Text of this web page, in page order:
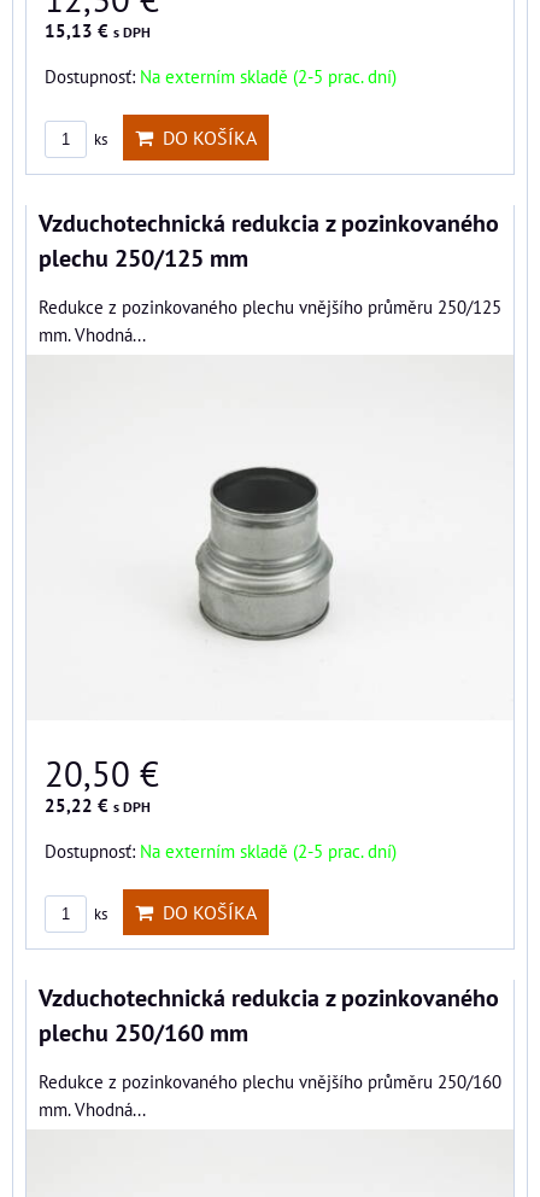
15,13 € s DPH
Dostupnosť: Na externím skladě (2-5 prac. dní)
ks DO KOŠÍKA
Vzduchotechnická redukcia z pozinkovaného
plechu 250/125 mm
Redukce z pozinkovaného plechu vnějšího průměru 250/125
mm. Vhodná...
20,50 €
25,22 € s DPH
Dostupnosť: Na externím skladě (2-5 prac. dní)
ks DO KOŠÍKA
Vzduchotechnická redukcia z pozinkovaného
plechu 250/160 mm
Redukce z pozinkovaného plechu vnějšího průměru 250/160
mm. Vhodná...